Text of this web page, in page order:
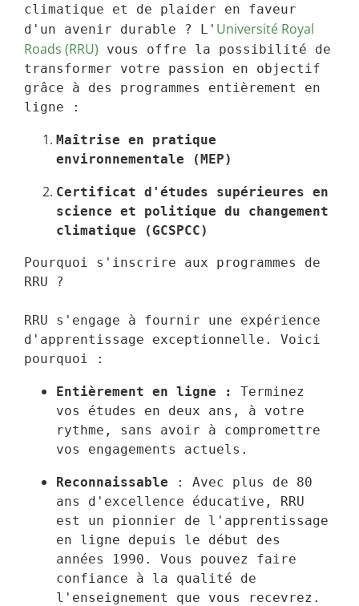
climatique et de plaider en faveur
d'un avenir durable ? L' Université Royal
Roads (RRU) vous offre la possibilité de
transformer votre passion en objectif
grâce à des programmes entièrement en
ligne :
Maîtrise en pratique
environnementale (MEP)
Certificat d'études supérieures en
science et politique du changement
climatique (GCSPCC)
Pourquoi s'inscrire aux programmes de
RRU ?
RRU s'engage à fournir une expérience
d'apprentissage exceptionnelle. Voici
pourquoi :
Entièrement en ligne :
Terminez
vos études en deux ans, à votre
rythme, sans avoir à compromettre
vos engagements actuels.
Reconnaissable : Avec plus de 80
ans d'excellence éducative, RRU
est un pionnier de l'apprentissage
en ligne depuis le début des
années 1990. Vous pouvez faire
confiance à la qualité de
l'enseignement que vous recevrez.